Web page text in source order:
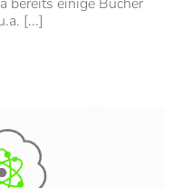
bereits einige Bücher
[...]